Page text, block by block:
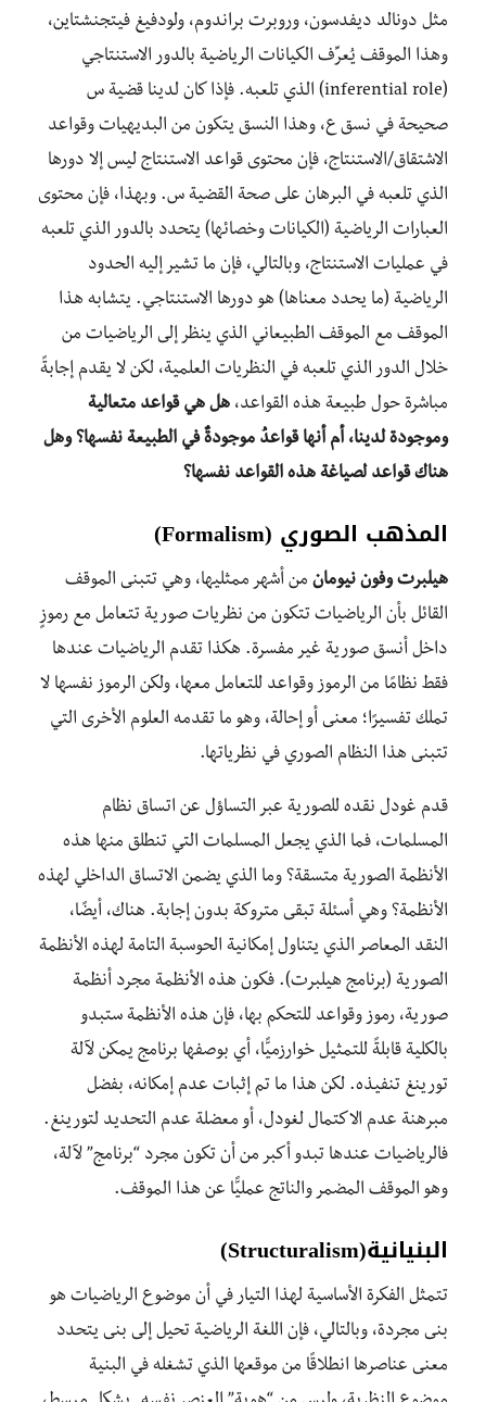
مثل دونالد ديفدسون، وروبرت براندوم، ولودفيغ فيتجنشتاين،
وهذا الموقف يُعرِّف الكيانات الرياضية بالدور الاستنتاجي
(inferential role) الذي تلعبه. فإذا كان لدينا قضية س
صحيحة في نسق ع، وهذا النسق يتكون من البديهيات وقواعد
الاشتقاق/الاستنتاج، فإن محتوى قواعد الاستنتاج ليس إلا دورها
الذي تلعبه في البرهان على صحة القضية س. وبهذا، فإن محتوى
العبارات الرياضية (الكيانات وخصائها) يتحدد بالدور الذي تلعبه
في عمليات الاستنتاج، وبالتالي، فإن ما تشير إليه الحدود
الرياضية (ما يحدد معناها) هو دورها الاستنتاجي. يتشابه هذا
الموقف مع الموقف الطبيعاني الذي ينظر إلى الرياضيات من
خلال الدور الذي تلعبه في النظريات العلمية، لكن لا يقدم إجابةً
مباشرة حول طبيعة هذه القواعد، هل هي قواعد متعالية
وموجودة لدينا، أم أنها قواعدُ موجودةٌ في الطبيعة نفسها؟ وهل
هناك قواعد لصياغة هذه القواعد نفسها؟
المذهب الصوري (Formalism
)
هيلبرت وفون نيومان من أشهر ممثليها، وهي تتبنى الموقف
القائل بأن الرياضيات تتكون من نظريات صورية تتعامل مع رموزٍ
داخل أنسق صورية غير مفسرة. هكذا تقدم الرياضيات عندها
فقط نظامًا من الرموز وقواعد للتعامل معها، ولكن الرموز نفسها لا
تملك تفسيرًا؛ معنى أو إحالة، وهو ما تقدمه العلوم الأخرى التي
تتبنى هذا النظام الصوري في نظرياتها.
قدم غودل نقده للصورية عبر التساؤل عن اتساق نظام
المسلمات، فما الذي يجعل المسلمات التي تنطلق منها هذه
الأنظمة الصورية متسقة؟ وما الذي يضمن الاتساق الداخلي لهذه
الأنظمة؟ وهي أسئلة تبقى متروكة بدون إجابة. هناك، أيضًا،
النقد المعاصر الذي يتناول إمكانية الحوسبة التامة لهذه الأنظمة
الصورية (برنامج هيلبرت). فكون هذه الأنظمة مجرد أنظمة
صورية، رموز وقواعد للتحكم بها، فإن هذه الأنظمة ستبدو
بالكلية قابلةً للتمثيل خوارزميًّا، أي بوصفها برنامج يمكن لآلة
تورينغ تنفيذه. لكن هذا ما تم إثبات عدم إمكانه، بفضل
مبرهنة عدم الاكتمال لغودل، أو معضلة عدم التحديد لتورينغ.
فالرياضيات عندها تبدو أكبر من أن تكون مجرد “برنامج” لآلة،
وهو الموقف المضمر والناتج عمليًّا عن هذا الموقف.
البنيانية(Structuralism)
تتمثل الفكرة الأساسية لهذا التيار في أن موضوع الرياضيات هو
بنى مجردة، وبالتالي، فإن اللغة الرياضية تحيل إلى بنى يتحدد
معنى عناصرها انطلاقًا من موقعها الذي تشغله في البنية